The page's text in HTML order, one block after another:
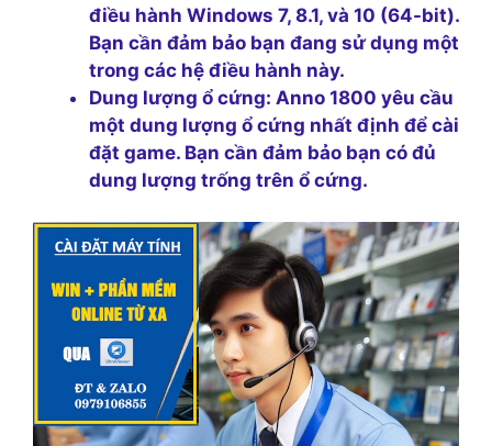
điều hành Windows 7, 8.1, và 10 (64-bit).
Bạn cần đảm bảo bạn đang sử dụng một
trong các hệ điều hành này.
Dung lượng ổ cứng: Anno 1800 yêu cầu
một dung lượng ổ cứng nhất định để cài
đặt game. Bạn cần đảm bảo bạn có đủ
dung lượng trống trên ổ cứng.